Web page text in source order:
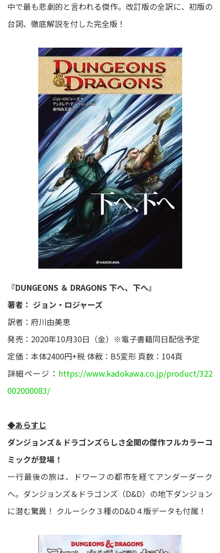
中で最も悲劇的と言われる傑作。改訂版の全訳に、初版の
台詞、徹底解説を付した完全版！
『DUNGEONS ＆ DRAGONS 下へ、下へ』
著者： ジョン・ロジャーズ
訳者：府川由美恵
発売：2020年10月30日（金）※電子書籍同日配信予定
定価：本体2400円+税 体裁：B5変形 頁数：104頁
詳細ページ： https://www.kadokawa.co.jp/product/322
002000083/
◆あらすじ
ダンジョンズ＆ドラゴンズらしさ全開の傑作フルカラーコ
ミックが登場！
一行最後の旅は、ドワーフの都市を経てアンダーダーク
へ。ダンジョンズ＆ドラゴンズ（D&D）の地下ダンジョン
に潜む驚異！ クルーシク３種のD&D４版データも付属！